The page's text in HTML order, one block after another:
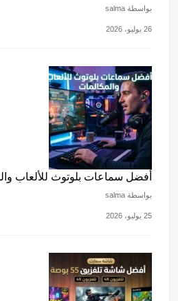
بواسطة salma
26 يوليو، 2026
أفضل سماعات بلوتوث للألعاب
بواسطة salma
25 يوليو، 2026